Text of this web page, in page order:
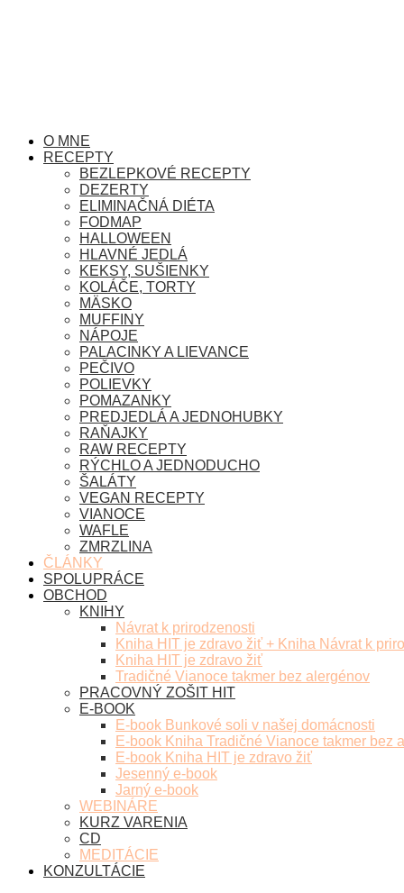
O MNE
RECEPTY
BEZLEPKOVÉ RECEPTY
DEZERTY
ELIMINAČNÁ DIÉTA
FODMAP
HALLOWEEN
HLAVNÉ JEDLÁ
KEKSY, SUŠIENKY
KOLÁČE, TORTY
MÄSKO
MUFFINY
NÁPOJE
PALACINKY A LIEVANCE
PEČIVO
POLIEVKY
POMAZANKY
PREDJEDLÁ A JEDNOHUBKY
RAŇAJKY
RAW RECEPTY
RÝCHLO A JEDNODUCHO
ŠALÁTY
VEGAN RECEPTY
VIANOCE
WAFLE
ZMRZLINA
ČLÁNKY
SPOLUPRÁCE
OBCHOD
KNIHY
Návrat k prirodzenosti
Kniha HIT je zdravo žiť + Kniha Návrat k
Kniha HIT je zdravo žiť
Tradičné Vianoce takmer bez alergénov
PRACOVNÝ ZOŠIT HIT
E-BOOK
E-book Bunkové soli v našej domácnosti
E-book Kniha Tradičné Vianoce takmer bez
E-book Kniha HIT je zdravo žiť
Jesenný e-book
Jarný e-book
WEBINÁRE
KURZ VARENIA
CD
MEDITÁCIE
KONZULTÁCIE